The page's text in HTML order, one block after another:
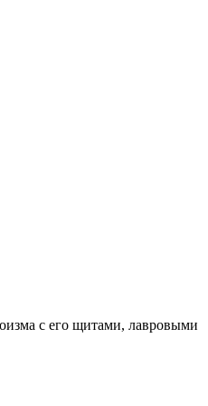
с его щитами, лавровыми